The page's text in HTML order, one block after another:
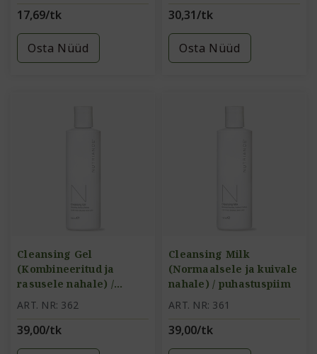
17,69/tk
Osta Nüüd
30,31/tk
Osta Nüüd
Cleansing Gel
(Kombineeritud ja
rasusele nahale) /
puhastusgeel
ART. NR: 362
39,00/tk
Cleansing Milk
(Normaalsele ja kuivale
nahale) / puhastuspiim
ART. NR: 361
39,00/tk